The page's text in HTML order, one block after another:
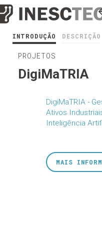
INTRODUÇÃO DESCRIÇÃO
PROJETOS
DigiMaTRIA
DigiMaTRIA -
Ativos
Inteligência
MAIS